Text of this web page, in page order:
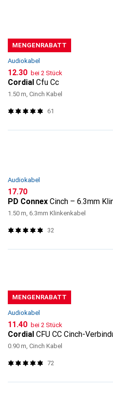
MENGENRABATT
Audiokabel
CHF
12.30 bei 2 Stück
Cordial Cfu Cc
1.50 m, Cinch Kabel
61
Audiokabel
CHF
17.70
PD Connex Cinch – 6.3mm
1.50 m, 6.3mm Klinkenkabel
32
MENGENRABATT
Audiokabel
CHF
11.40 bei 2 Stück
Cordial CFU CC Cinch-
0.90 m, Cinch Kabel
72